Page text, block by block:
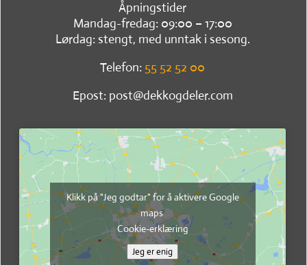
Åpningstider
Mandag-fredag: 09:00 – 17:00
Lørdag: stengt, med unntak i sesong.
Telefon: 55 52 52 00
Epost: post@dekkogdeler.com
Klikk på "Jeg godtar" for å aktivere Google
maps
Cookie-erklæring
Jeg er enig